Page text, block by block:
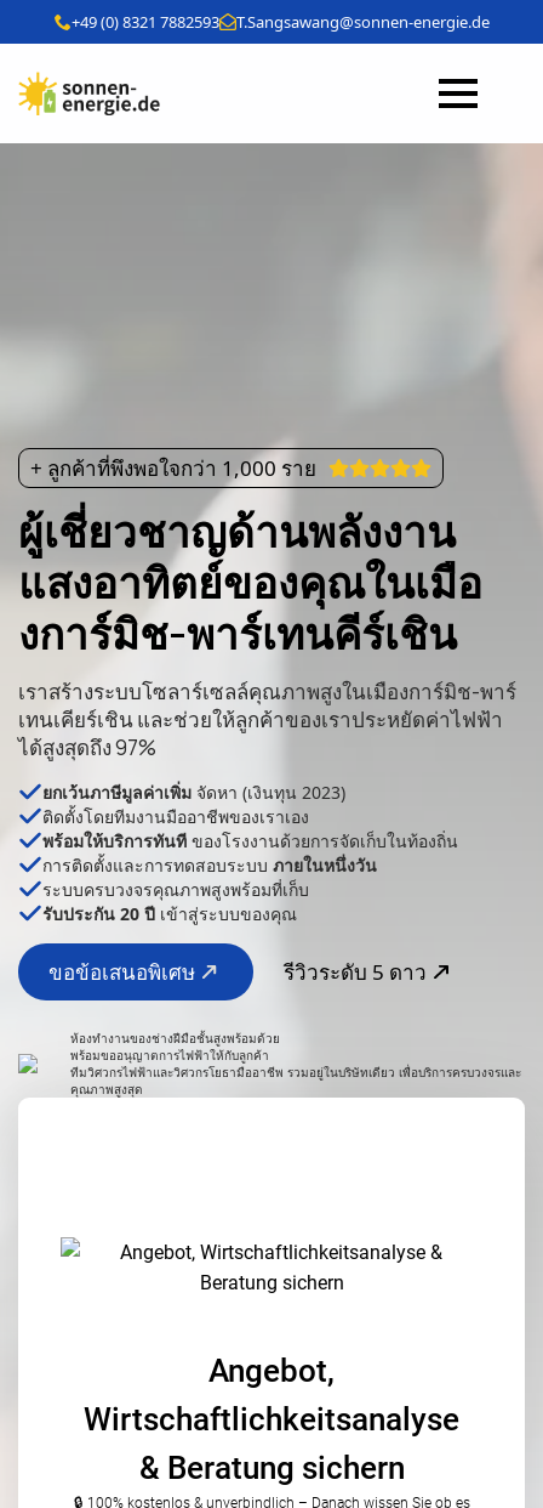
+49 (0) 8321 7882593 T.Sangsawang@sonnen-energie.de
+ ลูกค้าที่พึงพอใจกว่า 1,000 ราย
ผู้เชี่ยวชาญด้านพลังงาน
แสงอาทิตย์ของคุณในเมือ
งการ์มิช-พาร์เทนคีร์เชิน
เราสร้างระบบโซลาร์เซลล์คุณภาพสูงในเมืองการ์มิช-พาร์
เทนเคียร์เชิน และช่วยให้ลูกค้าของเราประหยัดค่าไฟฟ้า
ได้สูงสุดถึง 97%
ยกเว้นภาษีมูลค่าเพิ่ม จัดหา (เงินทุน 2023)
ติดตั้งโดยทีมงานมืออาชีพของเราเอง
พร้อมให้บริการทันที ของโรงงานด้วยการจัดเก็บในท้องถิ่น
การติดตั้งและการทดสอบระบบ ภายในหนึ่งวัน
ระบบครบวงจรคุณภาพสูงพร้อมที่เก็บ
รับประกัน 20 ปี เข้าสู่ระบบของคุณ
ขอข้อเสนอพิเศษ รีวิวระดับ 5 ดาว
ห้องทำงานของช่างฝีมือชั้นสูงพร้อมด้วย
พร้อมขออนุญาตการไฟฟ้าให้กับลูกค้า
ทีมวิศวกรไฟฟ้าและวิศวกรโยธามืออาชีพ รวมอยู่ในบริษัทเดียว เพื่อบริการครบวงจรและ
คุณภาพสูงสุด